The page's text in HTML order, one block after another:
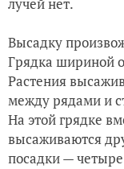
лучей нет.
Высадку
Грядка шириной
Растения
между рядами и
На этой грядке
высаживаются
посадки —